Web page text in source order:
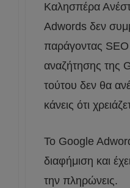
Καλησπέρα
Adwords δεν
παράγοντας
αναζήτησης της
τούτου δεν θα
κάνεις ότι
To Google
διαφήμιση και
την πληρώνεις.